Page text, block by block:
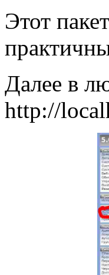
Этот
Далее в
http://